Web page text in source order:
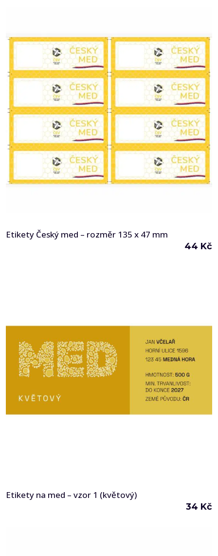
Etikety Český med – rozměr 135 x 47 mm
44 Kč
Etikety na med – vzor 1 (květový)
34 Kč